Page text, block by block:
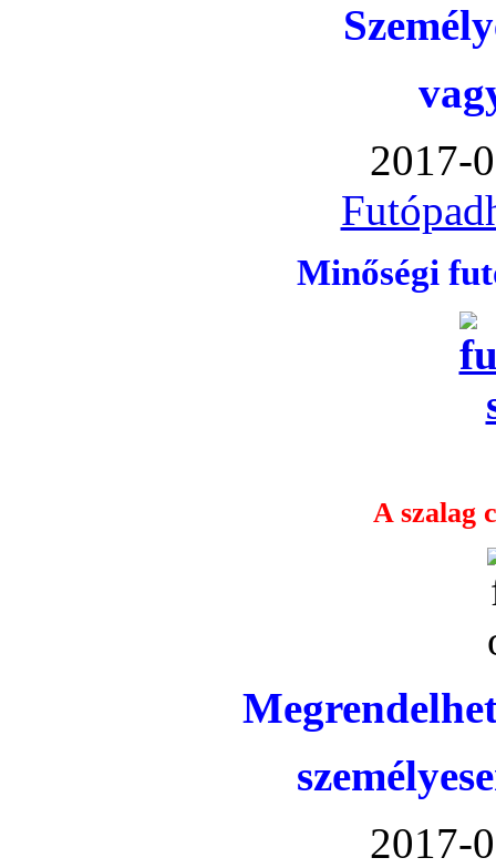
2017-
Minőségi
A szalag
2017-